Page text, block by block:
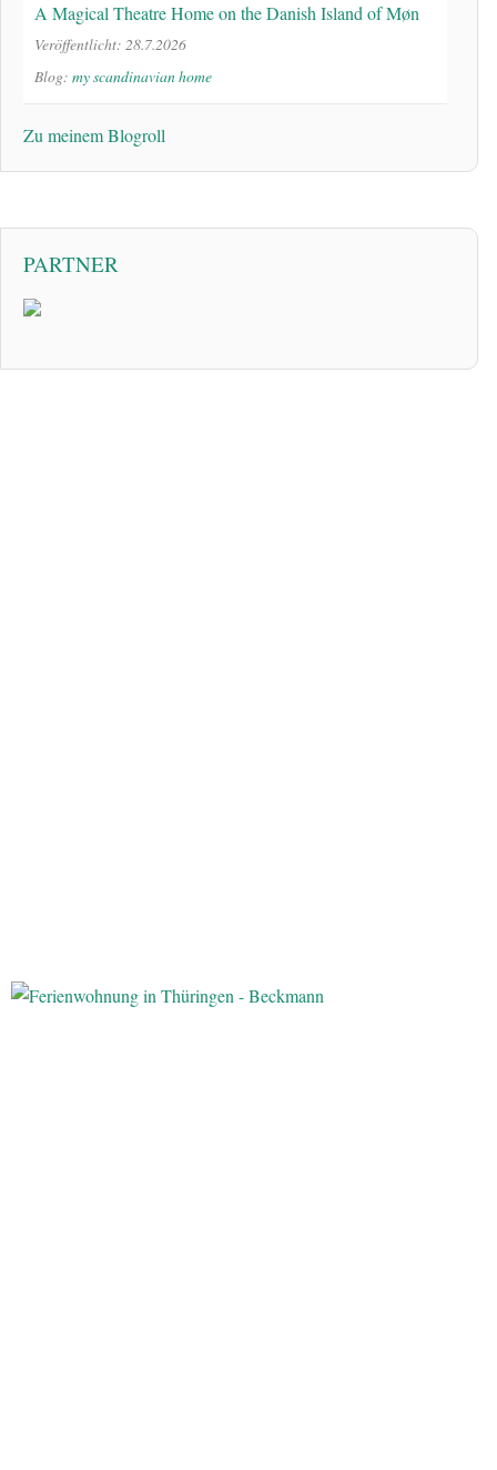
A Magical Theatre Home on the Danish Island of Møn
Veröffentlicht: 28.7.2026
Blog: my scandinavian home
Zu meinem Blogroll
PARTNER